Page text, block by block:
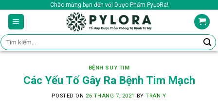
content
Chào mừng bạn đến với Dược Phẩm PyLoRa!
Tìm
kiếm:
BỆNH SUY TIM
Các Yếu Tố Gây Ra Bệnh Tim Mạch
POSTED ON 26 THÁNG 7, 2021 BYTRAN Y